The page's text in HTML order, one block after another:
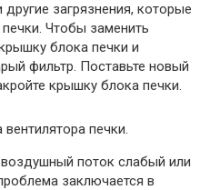
другие загрязнения, которые
Чтобы заменить
блока печки и
фильтр. Поставьте новый
крышку блока печки.
печки.
поток слабый или
заключается в